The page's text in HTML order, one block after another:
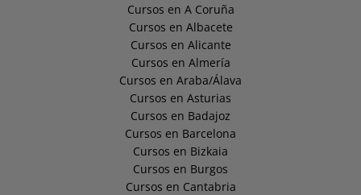
Cursos en A Coruña
Cursos en Albacete
Cursos en Alicante
Cursos en Almería
Cursos en Araba/Álava
Cursos en Asturias
Cursos en Badajoz
Cursos en Barcelona
Cursos en Bizkaia
Cursos en Burgos
Cursos en Cantabria